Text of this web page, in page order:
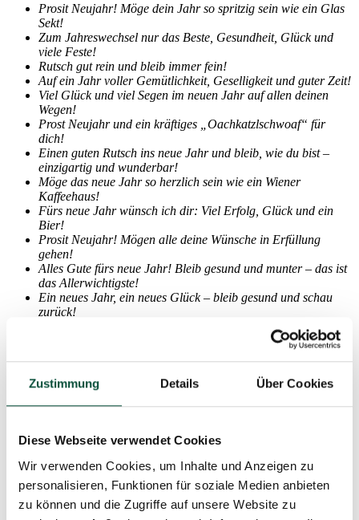
Zustimmung Details Über Cookies
Diese Webseite verwendet Cookies
Wir verwenden Cookies, um Inhalte und Anzeigen zu
personalisieren, Funktionen für soziale Medien anbieten
zu können und die Zugriffe auf unsere Website zu
Prosit Neujahr! Möge dein Jahr so spritzig sein wie ein Glas
Sekt!
Zum Jahreswechsel nur das Beste, Gesundheit, Glück und
viele Feste!
Rutsch gut rein und bleib immer fein!
Auf ein Jahr voller Gemütlichkeit, Geselligkeit und guter Zeit!
Viel Glück und viel Segen im neuen Jahr auf allen deinen
Wegen!
Prost Neujahr und ein kräftiges „Oachkatzlschwoaf“ für
dich!
Einen guten Rutsch ins neue Jahr und bleib, wie du bist –
einzigartig und wunderbar!
Möge das neue Jahr so herzlich sein wie ein Wiener
Kaffeehaus!
Fürs neue Jahr wünsch ich dir: Viel Erfolg, Glück und ein
Bier!
Prosit Neujahr! Mögen alle deine Wünsche in Erfüllung
gehen!
Alles Gute fürs neue Jahr! Bleib gesund und munter – das ist
das Allerwichtigste!
Ein neues Jahr, ein neues Glück – bleib gesund und schau
zurück!
Rutsch guat und fesch ins neue Jahr – mit viel Frohsinn, wie’s
Zum neuen Jahr viel Frohsinn und Heiterkeit, und dass dir
Wirklichkeit werden!
bringen!
Ein Jahr voller Glück, Gesundheit und Zufriedenheit wünsch
ich dir!
Prost Neujahr und alles Gute – bleib gesund, das tut dir gut!